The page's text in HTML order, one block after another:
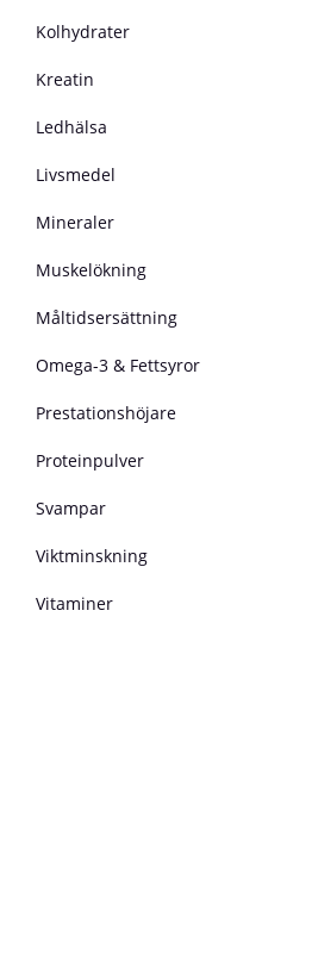
Kolhydrater
Kreatin
Ledhälsa
Livsmedel
Mineraler
Muskelökning
Måltidsersättning
Omega-3 & Fettsyror
Prestationshöjare
Proteinpulver
Svampar
Viktminskning
Vitaminer